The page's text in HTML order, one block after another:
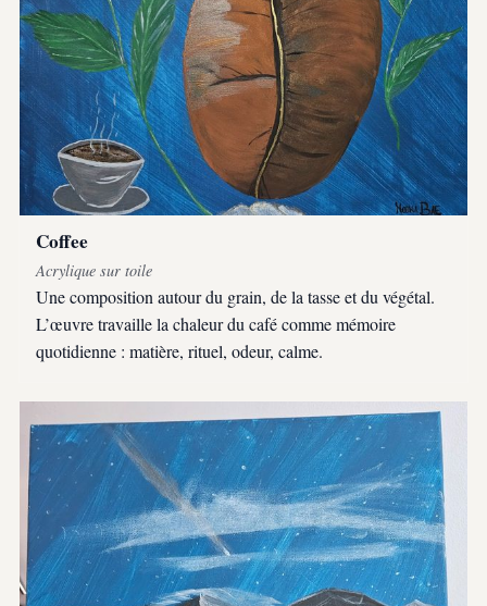
Coffee
Acrylique sur toile
Une composition autour du grain, de la tasse et du végétal.
L’œuvre travaille la chaleur du café comme mémoire
quotidienne : matière, rituel, odeur, calme.